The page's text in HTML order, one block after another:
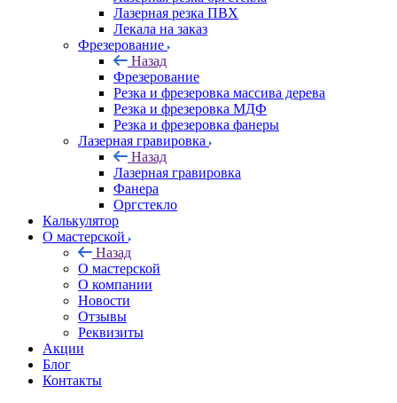
Лазерная резка ПВХ
Лекала на заказ
Фрезерование
Назад
Фрезерование
Резка и фрезеровка массива дерева
Резка и фрезеровка МДФ
Резка и фрезеровка фанеры
Лазерная гравировка
Назад
Лазерная гравировка
Фанера
Орг­стек­ло
Калькулятор
О мастерской
Назад
О мастерской
О компании
Новости
Отзывы
Реквизиты
Акции
Блог
Контакты